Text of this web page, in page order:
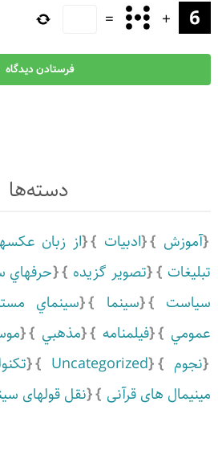
+
=
دسته‌ها
آموزش ادبيات از زبان
تبلیغات
تصویر گزیده حرفهاي
سياست
سينما سينماي
عمومي
فیلمنامه مذهبي
نجوم
Uncategorized
مینیمال های قرآنی
نقل قولهای